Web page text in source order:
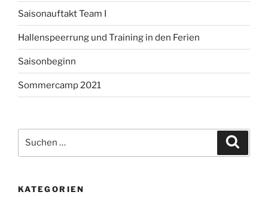
Saisonauftakt Team I
Hallenspeerrung und Training in den Ferien
Saisonbeginn
Sommercamp 2021
nach:
KATEGORIEN